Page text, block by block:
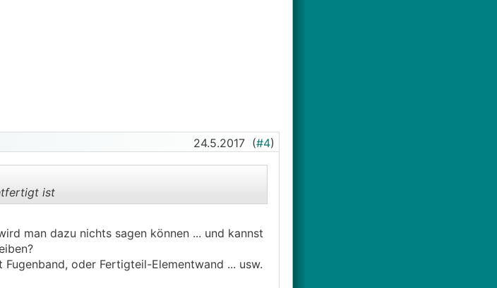
24.5.2017 (#4)
ist
man dazu nichts sagen können ... und kannst
oder Fertigteil-Elementwand ... usw.